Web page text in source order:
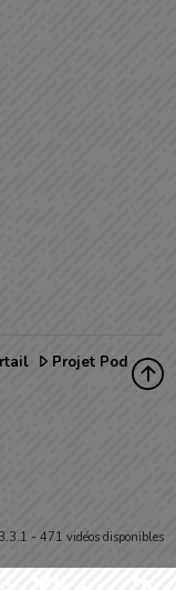
Projet Pod
- 471 vidéos disponibles